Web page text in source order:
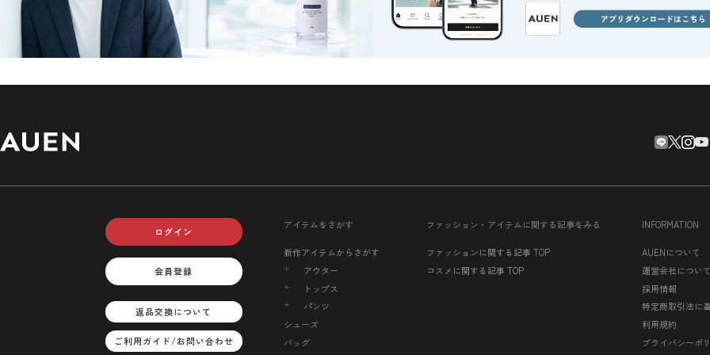
ログイン
会員登録
返品交換について
ご利用ガイド/お問い合わせ
アイテムをさがす
新作アイテムからさがす
アウター
トップス
パンツ
シューズ
バッグ
ファッション・アイテムに関する記事をみる
ファッションに関する記事 TOP
コスメに関する記事 TOP
INFORMATION
AUENについて
運営会社について
採用情報
特定商取引法に
利用規約
プライバシーポ